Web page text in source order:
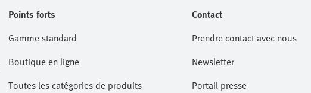
Points forts
Gamme standard
Boutique en ligne
Toutes les catégories de produits
Contact
Prendre contact avec nous
Newsletter
Portail presse